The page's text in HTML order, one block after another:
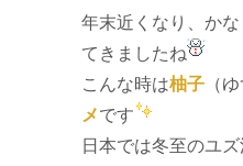
年末近くなり、かな
てきましたね
こんな時は柚子 （
メです
日本では冬至のユ